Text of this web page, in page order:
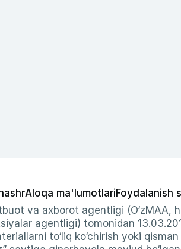
Aloqa ma'lumotlariFoydalanish
va axborot agentligi (O‘zMAA,
agentligi) tomonidan
to‘liq ko‘chirish yoki